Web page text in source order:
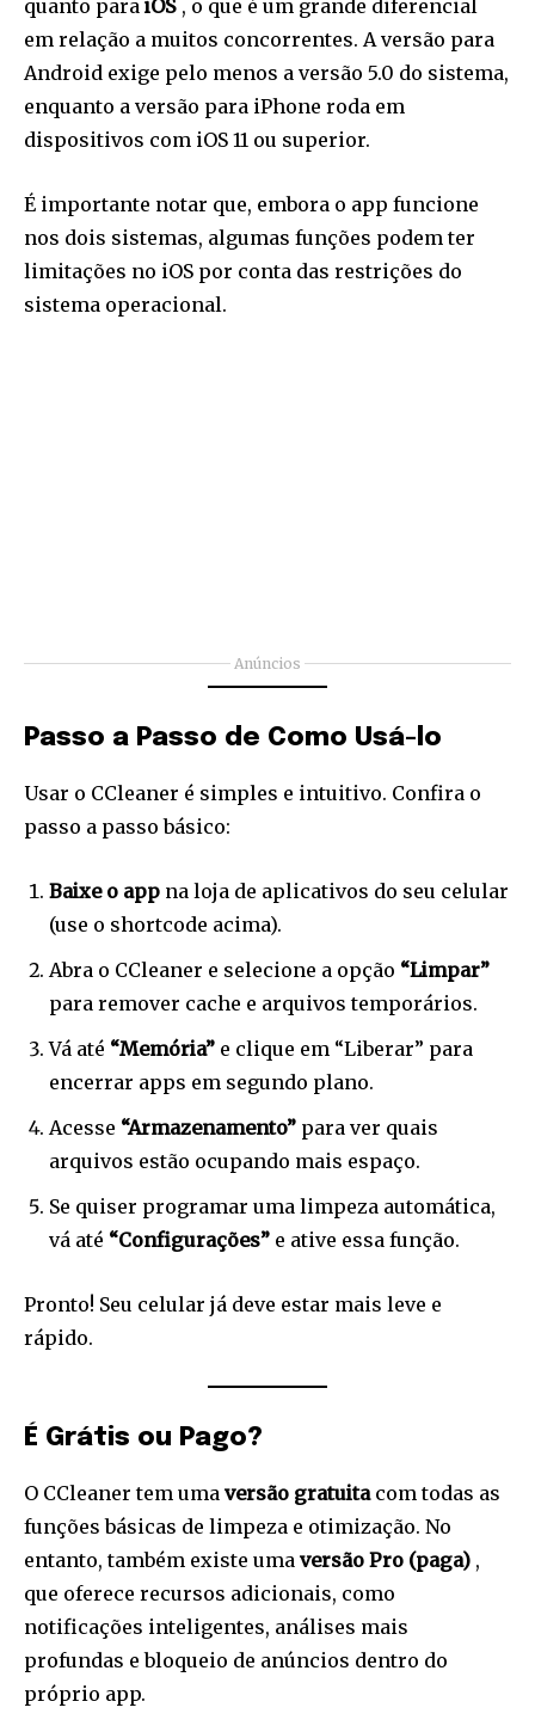
quanto para iOS , o que é um grande diferencial
em relação a muitos concorrentes. A versão para
Android exige pelo menos a versão 5.0 do sistema,
enquanto a versão para iPhone roda em
dispositivos com iOS 11 ou superior.
É importante notar que, embora o app funcione
nos dois sistemas, algumas funções podem ter
limitações no iOS por conta das restrições do
sistema operacional.
Anúncios
Passo a Passo de Como Usá-lo
Usar o CCleaner é simples e intuitivo. Confira o
passo a passo básico:
Baixe o app na loja de aplicativos do seu celular
(use o shortcode acima).
Abra o CCleaner e selecione a opção “Limpar”
para remover cache e arquivos temporários.
Vá até “Memória” e clique em “Liberar” para
encerrar apps em segundo plano.
Acesse “Armazenamento” para ver quais
arquivos estão ocupando mais espaço.
Se quiser programar uma limpeza automática,
vá até “Configurações” e ative essa função.
Pronto! Seu celular já deve estar mais leve e
rápido.
É Grátis ou Pago?
O CCleaner tem uma versão gratuita com todas as
funções básicas de limpeza e otimização. No
entanto, também existe uma versão Pro (paga) ,
que oferece recursos adicionais, como
notificações inteligentes, análises mais
profundas e bloqueio de anúncios dentro do
próprio app.